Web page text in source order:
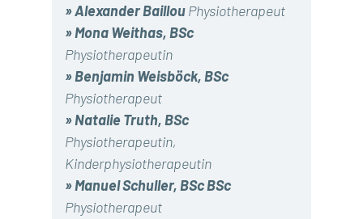
»Alexander BaillouPhysiotherapeut
»Mona Weithas, BSc
Physiotherapeutin
»Benjamin Weisböck, BSc
Physiotherapeut
»Natalie Truth, BSc
Physiotherapeutin,
Kinderphysiotherapeutin
»Manuel Schuller, BSc BSc
Physiotherapeut